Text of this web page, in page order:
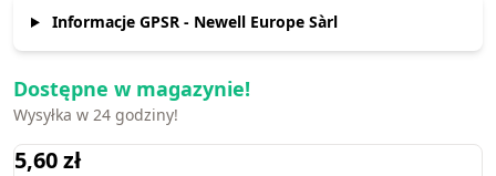
Informacje GPSR - Newell Europe Sàrl
Dostępne w magazynie!
Wysyłka w 24 godziny!
5,60zł